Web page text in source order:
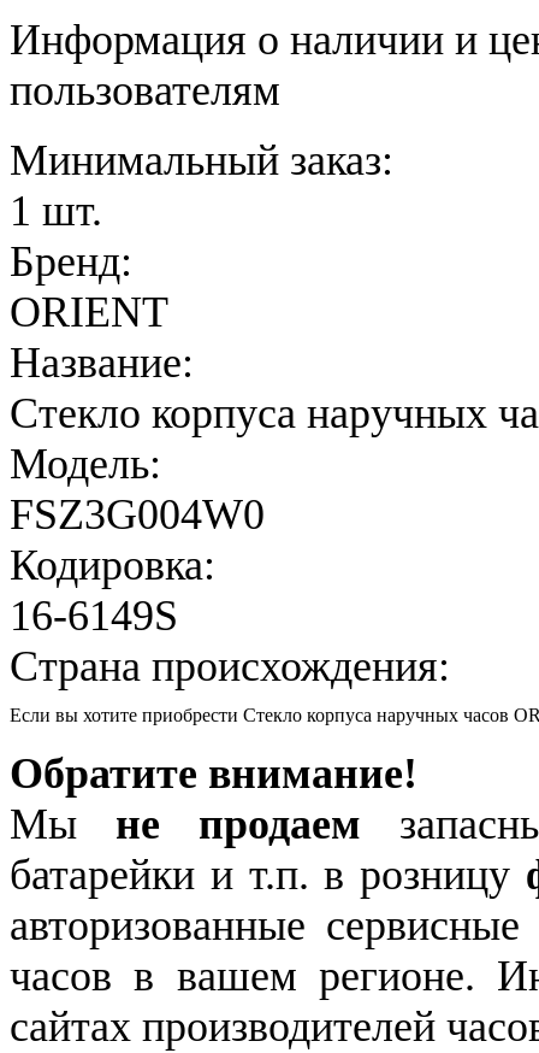
Информация о наличии и
пользователям
Минимальный заказ:
1 шт.
Бренд:
ORIENT
Название:
Стекло корпуса наручных
Модель:
FSZ3G004W0
Кодировка:
16-6149S
Страна происхождения:
Если вы хотите приобрести Стекло корпуса наручных часов
Обратите внимание!
Мы не продаем
батарейки и т.п. в розницу
авторизованные
часов в вашем регионе.
сайтах производителей